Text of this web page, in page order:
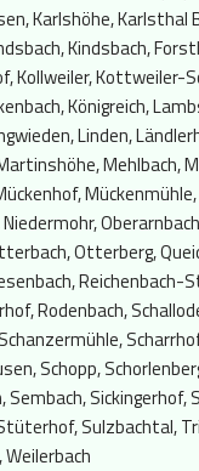
Karlshöhe, Karlsthal
Kindsbach,
Kollweiler, Kottweiler-
Königreich,
Linden,
Mehlbach,
Otterberg,
Reichenbach-
Rodenbach,
Schopp,
Sembach, Sickingerhof,
Sulzbachtal,